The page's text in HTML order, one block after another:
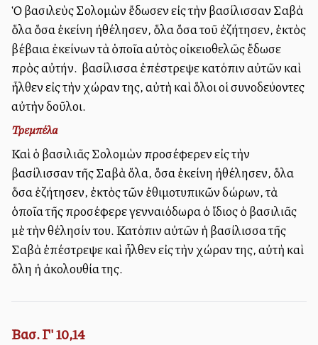
Ὁ βασιλεὺς Σολομὼν ἔδωσεν εἰς τὴν βασίλισσαν Σαβὰ
ὅλα ὅσα ἐκείνη ἠθέλησεν, ὅλα ὅσα τοῦ ἐζήτησεν, ἐκτὸς
βέβαια ἐκείνων τὰ ὁποῖα αὐτὸς οἰκειοθελῶς ἔδωσε
πρὸς αὐτήν. Ἡ βασίλισσα ἐπέστρεψε κατόπιν αὐτῶν καὶ
ἦλθεν εἰς τὴν χώραν της, αὐτὴ καὶ ὅλοι οἱ συνοδεύοντες
αὐτὴν δοῦλοι.
Τρεμπέλα
Καὶ ὁ βασιλιᾶς Σολομὼν προσέφερεν εἰς τὴν
βασίλισσαν τῆς Σαβὰ ὅλα, ὅσα ἐκείνη ἠθέλησεν, ὅλα
ὅσα ἐζήτησεν, ἐκτὸς τῶν ἐθιμοτυπικῶν δώρων, τὰ
ὁποῖα τῆς προσέφερε γενναιόδωρα ὁ ἴδιος ὁ βασιλιᾶς
μὲ τὴν θέλησίν του. Κατόπιν αὐτῶν ἡ βασίλισσα τῆς
Σαβὰ ἐπέστρεψε καὶ ἦλθεν εἰς τὴν χώραν της, αὐτὴ καὶ
ὅλη ἡ ἀκολουθία της.
Βασ. Γ' 10,14